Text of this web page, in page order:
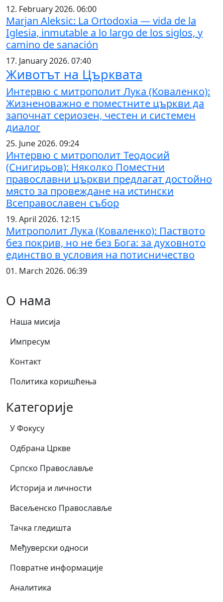
12. February 2026. 06:00
Marjan Aleksic: La Ortodoxia — vida de la
Iglesia, inmutable a lo largo de los siglos, y
camino de sanación
17. January 2026. 07:40
Животът на Църквата
Интервю с митрополит Лука (Коваленко):
Жизненоважно е поместните църкви да
започнат сериозен, честен и системен
диалог
25. June 2026. 09:24
Интервю с митрополит Теодосий
(Снигирьов): Няколко Поместни
православни църкви предлагат достойно
място за провеждане на истински
Всеправославен събор
19. April 2026. 12:15
Митрополит Лука (Коваленко): Паството
без покрив, но не без Бога: за духовното
единство в условия на потисничество
01. March 2026. 06:39
О нама
Наша мисија
Импресум
Контакт
Политика коришћења
Категорије
У Фокусу
Одбрана Цркве
Српско Православље
Историја и личности
Васељенско Православље
Тачка гледишта
Међуверски односи
Повратне информације
Аналитика